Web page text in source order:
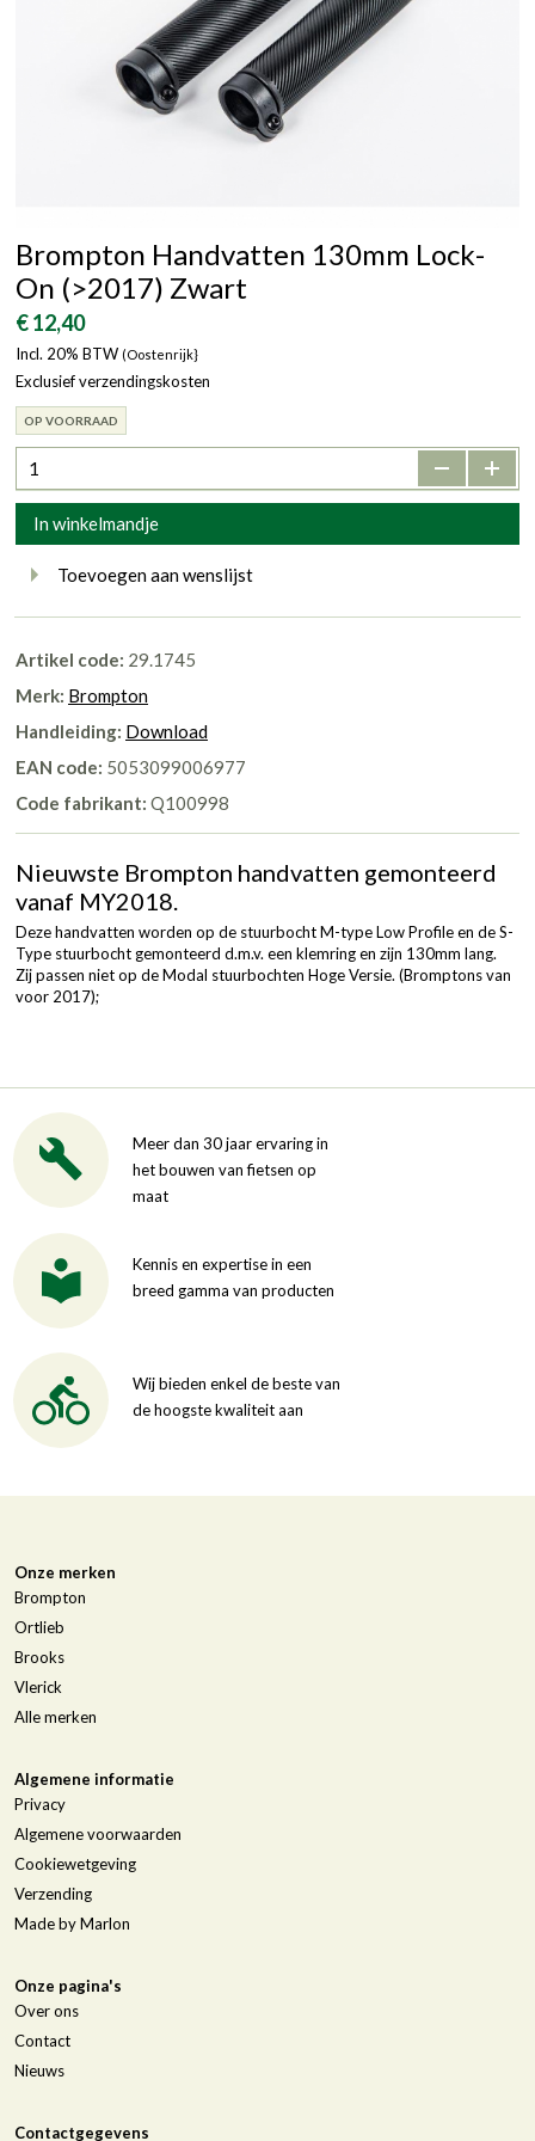
Brompton Handvatten 130mm Lock-
On (>2017) Zwart
€ 12,40
Incl. 20% BTW (Oostenrijk}
Exclusief verzendingskosten
OP VOORRAAD
- +
In winkelmandje
Toevoegen aan wenslijst
Artikel code: 29.1745
Merk: Brompton
Handleiding: Download
EAN code: 5053099006977
Code fabrikant: Q100998
Nieuwste Brompton handvatten gemonteerd
vanaf MY2018.
Deze handvatten worden op de stuurbocht M-type Low Profile en de S-
Type stuurbocht gemonteerd d.m.v. een klemring en zijn 130mm lang.
Zij passen niet op de Modal stuurbochten Hoge Versie. (Bromptons van
voor 2017);
Meer dan 30 jaar ervaring in
het bouwen van fietsen op
maat
Kennis en expertise in een
breed gamma van producten
Wij bieden enkel de beste van
de hoogste kwaliteit aan
Onze merken
Brompton
Ortlieb
Brooks
Vlerick
Alle merken
Algemene informatie
Privacy
Algemene voorwaarden
Cookiewetgeving
Verzending
Made by Marlon
Onze pagina's
Over ons
Contact
Nieuws
Contactgegevens